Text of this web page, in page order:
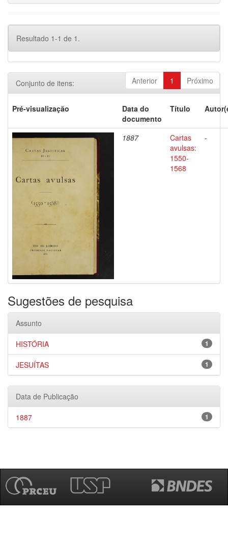
Resultado 1-1 de 1.
Anterior 1 Próximo
Conjunto de itens:
Pré-visualização
Data do
documento
Título
1887
Cartas
avulsas:
1550-
1568
-
Sugestões de pesquisa
Assunto
1
HISTÓRIA
1
JESUÍTAS
Data de Publicação
1
1887